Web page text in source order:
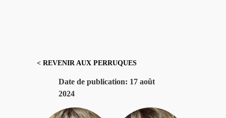
< REVENIR AUX PERRUQUES
Date de publication: 17 août
2024